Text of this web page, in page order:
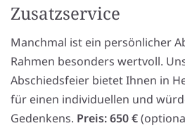
Zusatzservice
Manchmal ist ein persönlicher
Rahmen besonders wertvoll.
Abschiedsfeier bietet Ihnen in
für einen individuellen und
Gedenkens. Preis: 650 €